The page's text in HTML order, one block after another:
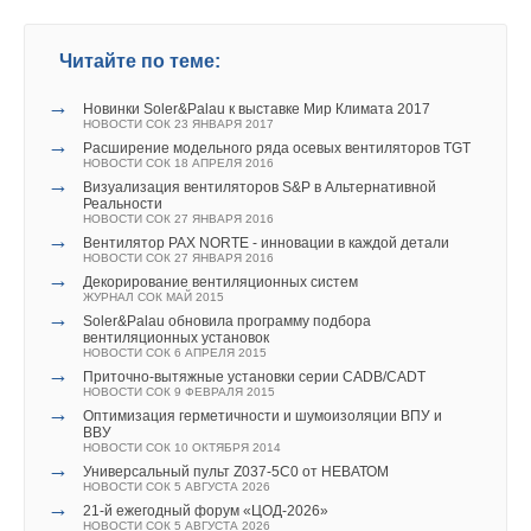
Читайте по теме:
→ Новинки Soler&Palau к выставке Мир Климата 2017
НОВОСТИ СОК 23 ЯНВАРЯ 2017
→ Расширение модельного ряда осевых вентиляторов TGT
НОВОСТИ СОК 18 АПРЕЛЯ 2016
→
Визуализация вентиляторов S&P в Альтернативной
Реальности
НОВОСТИ СОК 27 ЯНВАРЯ 2016
→ Вентилятор PAX NORTE - инновации в каждой детали
НОВОСТИ СОК 27 ЯНВАРЯ 2016
→ Декорирование вентиляционных систем
ЖУРНАЛ СОК МАЙ 2015
→
Soler&Palau обновила программу подбора
вентиляционных установок
НОВОСТИ СОК 6 АПРЕЛЯ 2015
→ Приточно-вытяжные установки серии CADB/CADT
НОВОСТИ СОК 9 ФЕВРАЛЯ 2015
→
Оптимизация герметичности и шумоизоляции ВПУ и
ВВУ
НОВОСТИ СОК 10 ОКТЯБРЯ 2014
→ Универсальный пульт Z037-5C0 от НЕВАТОМ
НОВОСТИ СОК 5 АВГУСТА 2026
→ 21-й ежегодный форум «ЦОД-2026»
НОВОСТИ СОК 5 АВГУСТА 2026
Текст комментария
основанный более 600 лет назад одним из учеников Сергия
легендарную многоминаретную мечеть столицы Казанского
ханства. И это далеко не все значимые для России
сооружения, оснащенные системами Uponor. Успех
корпорации во всем мире непосредственно связан с успехом
ее партнеров по бизнесу, именно поэтому Uponor в числе
первых производителей стал обучать своих клиентов
особенностям проектирования и монтажа трубопроводных
систем собственного производства. Таким образом, был
запущен глобальный проект Uponor Academy, в котором
приняли участие уже более 10 000 профессионалов по
всему миру. В Росcии специализированные тренинги для
проектировщиков, монтажников и дистрибьюторов регулярно
проводятся в московском офисе Uponor Academy. В других
городах России тренинги организуются по запросу, а также
совместно с дистрибьюторами. Все тренинги ведут
высококвалифицированные специалисты компании Uponor,
Ваш E-mail *
Текст комментария
благодаря чему в наличии всегда имеются соленоидные
постоянный, так и на переменный ток) для обширных
областей применения.
Уведомления отключены
Комментарии
В этой теме еще нет комментариев
Добавить комментарий
Ваше имя *